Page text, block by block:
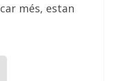
més, estan